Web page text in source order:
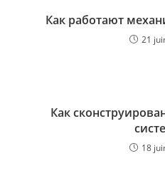
Как работают
21
Как
18